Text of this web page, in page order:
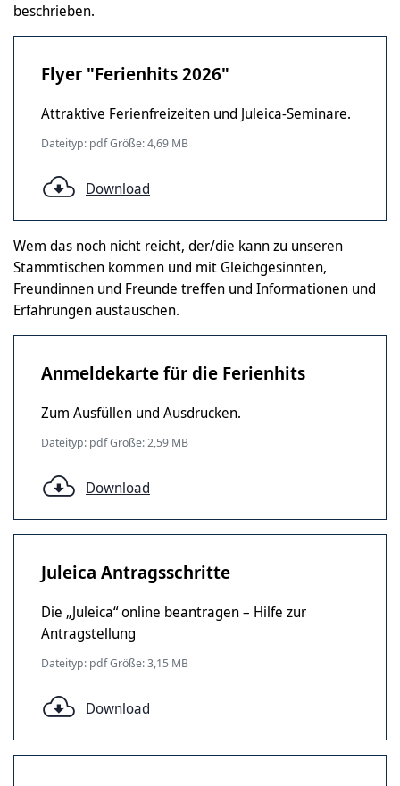
beschrieben.
Flyer "Ferienhits 2026"
Attraktive Ferienfreizeiten und Juleica-Seminare.
Dateityp: pdf Größe: 4,69 MB
Download
Wem das noch nicht reicht, der/die kann zu unseren
Stammtischen kommen und mit Gleichgesinnten,
Freundinnen und Freunde treffen und Informationen und
Erfahrungen austauschen.
Anmeldekarte für die Ferienhits
Zum Ausfüllen und Ausdrucken.
Dateityp: pdf Größe: 2,59 MB
Download
Juleica Antragsschritte
Die „Juleica“ online beantragen – Hilfe zur
Antragstellung
Dateityp: pdf Größe: 3,15 MB
Download